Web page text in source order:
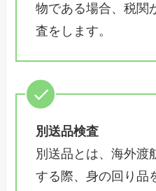
物である場合、税関
査をします。
別送品検査
別送品とは、海外渡
する際、身の回り品